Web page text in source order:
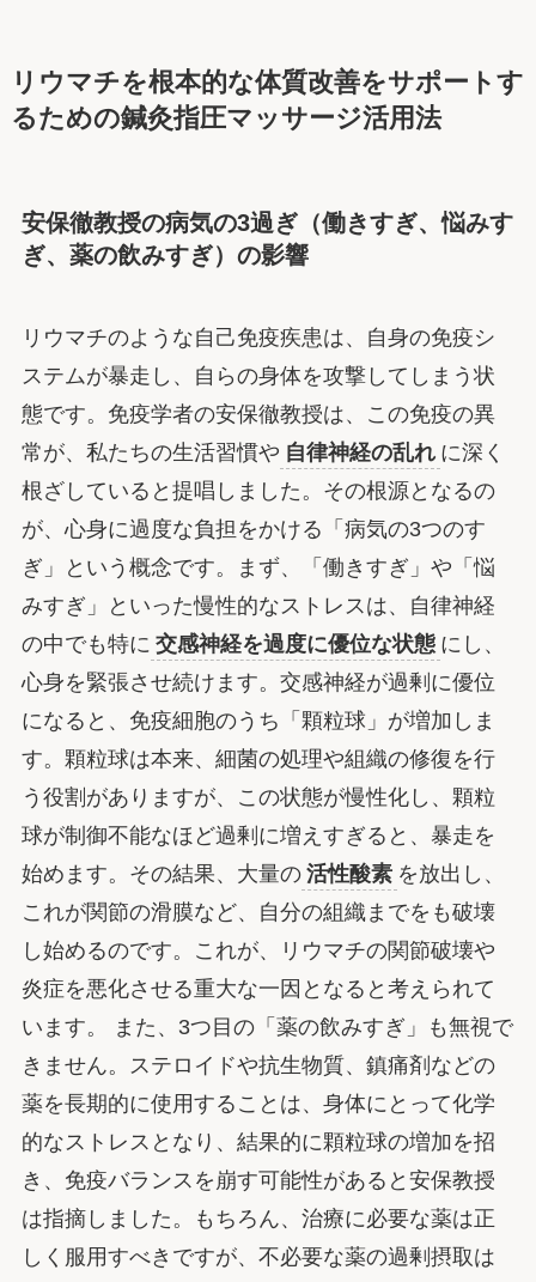
リウマチを根本的な体質改善をサポートす
るための鍼灸指圧マッサージ活用法
安保徹教授の病気の3過ぎ（働きすぎ、悩みす
ぎ、薬の飲みすぎ）の影響
リウマチのような自己免疫疾患は、自身の免疫シ
ステムが暴走し、自らの身体を攻撃してしまう状
態です。免疫学者の安保徹教授は、この免疫の異
常が、私たちの生活習慣や 自律神経の乱れ に深く
根ざしていると提唱しました。その根源となるの
が、心身に過度な負担をかける「病気の3つのす
ぎ」という概念です。まず、「働きすぎ」や「悩
みすぎ」といった慢性的なストレスは、自律神経
の中でも特に 交感神経を過度に優位な状態 にし、
心身を緊張させ続けます。交感神経が過剰に優位
になると、免疫細胞のうち「顆粒球」が増加しま
す。顆粒球は本来、細菌の処理や組織の修復を行
う役割がありますが、この状態が慢性化し、顆粒
球が制御不能なほど過剰に増えすぎると、暴走を
始めます。その結果、大量の 活性酸素 を放出し、
これが関節の滑膜など、自分の組織までをも破壊
し始めるのです。これが、リウマチの関節破壊や
炎症を悪化させる重大な一因となると考えられて
います。 また、3つ目の「薬の飲みすぎ」も無視で
きません。ステロイドや抗生物質、鎮痛剤などの
薬を長期的に使用することは、身体にとって化学
的なストレスとなり、結果的に顆粒球の増加を招
き、免疫バランスを崩す可能性があると安保教授
は指摘しました。もちろん、治療に必要な薬は正
しく服用すべきですが、不必要な薬の過剰摂取は